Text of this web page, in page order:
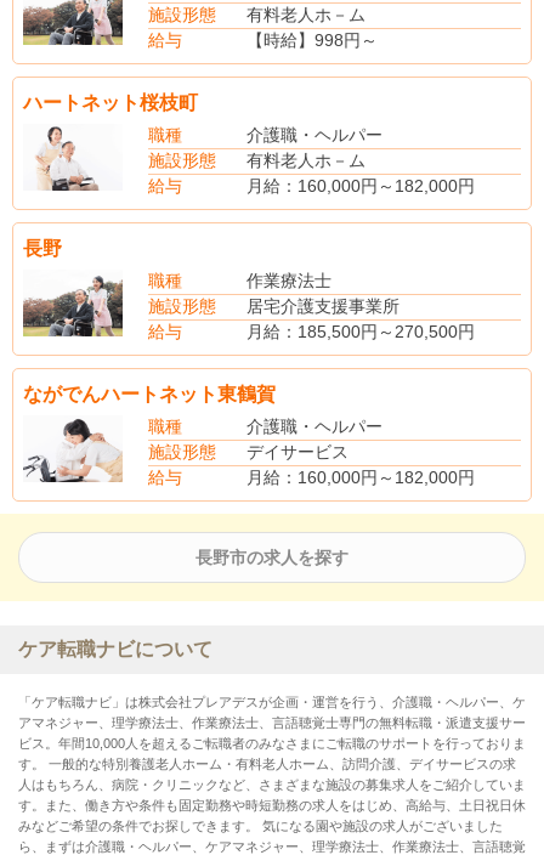
施設形態
有料老人ホ－ム
給与
【時給】998円～
【社会保険】完備
ハートネット桜枝町
職種
介護職・ヘルパー
施設形態
有料老人ホ－ム
給与
月給：160,000円～182,000円
(別途手当)
管理職手当
深夜手当
時間外手当
長野
職種
作業療法士
施設形態
居宅介護支援事業所
給与
月給：185,500円～270,500円
(手当内訳)
被服手当：500円
(別途手当)
賞与あり(昨年度実績・年2回･計4.00月分支給)
ながでんハートネット東鶴賀
職種
介護職・ヘルパー
施設形態
デイサービス
給与
月給：160,000円～182,000円
(別途手当)
住宅手当
管理職手当
長野市の求人を探す
ケア転職ナビについて
「ケア転職ナビ」は株式会社プレアデスが企画・運営を行う、介護職・ヘルパー、ケ
アマネジャー、理学療法士、作業療法士、言語聴覚士専門の無料転職・派遣支援サー
ビス。年間10,000人を超えるご転職者のみなさまにご転職のサポートを行っておりま
す。 一般的な特別養護老人ホーム・有料老人ホーム、訪問介護、デイサービスの求
人はもちろん、病院・クリニックなど、さまざまな施設の募集求人をご紹介していま
す。また、働き方や条件も固定勤務や時短勤務の求人をはじめ、高給与、土日祝日休
みなどご希望の条件でお探しできます。 気になる園や施設の求人がございました
ら、まずは介護職・ヘルパー、ケアマネジャー、理学療法士、作業療法士、言語聴覚